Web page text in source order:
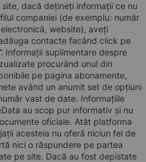
dacă dețineți informații ce nu
companiei (de exemplu: număr
website), aveți
contacte facând click pe
Informații suplimentare despre
procurând unul din
pe pagina abonamente,
având un anumit set de opțiuni
vast de date. Informațiile
au scop pur informativ și nu
oficiale. Atât platforma
acesteia nu oferă niciun fel de
nici o răspundere pe partea
pe site. Dacă au fost depistate